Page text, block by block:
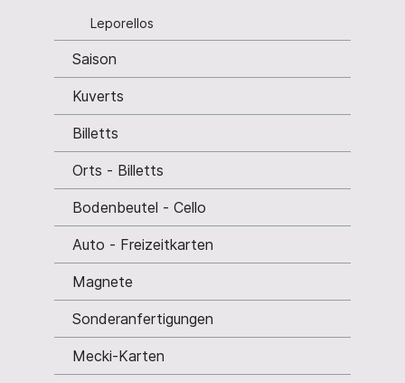
Leporellos
Saison
Kuverts
Billetts
Orts - Billetts
Bodenbeutel - Cello
Auto - Freizeitkarten
Magnete
Sonderanfertigungen
Mecki-Karten